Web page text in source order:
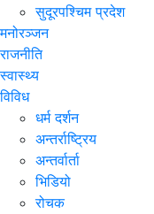
सुदूरपश्चिम प्रदेश
मनोरञ्जन
राजनीति
स्वास्थ्य
विविध
धर्म दर्शन
अन्तर्राष्ट्रिय
अन्तर्वार्ता
भिडियो
रोचक